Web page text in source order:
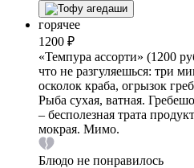
горячее
1200 ₽
«Темпура ассорти» (1200
что не разгуляешься: три
осколок краба, огрызок
Рыба сухая, ватная.
– бесполезная трата
мокрая. Мимо.
Блюдо не понравилось